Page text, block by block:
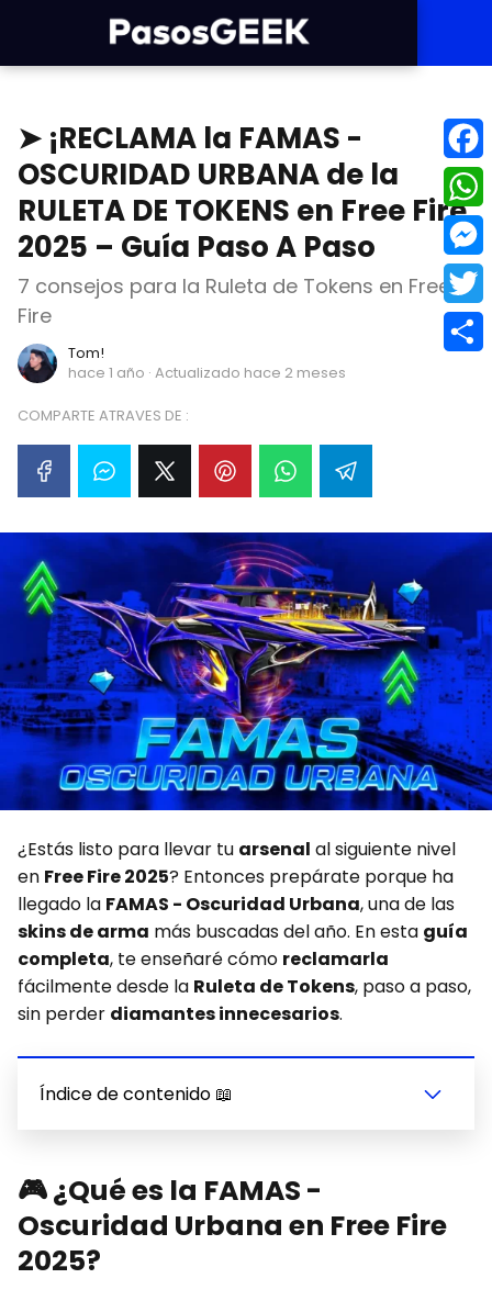
➤ ¡RECLAMA la FAMAS -
OSCURIDAD URBANA de la
RULETA DE TOKENS en Free Fire
2025 – Guía Paso A Paso
7 consejos para la Ruleta de Tokens en Free
Fire
Tom!
hace 1 año · Actualizado hace 2 meses
COMPARTE ATRAVES DE :
¿Estás listo para llevar tu arsenal al siguiente nivel
en Free Fire 2025? Entonces prepárate porque ha
llegado la FAMAS - Oscuridad Urbana, una de las
skins de arma más buscadas del año. En esta guía
completa, te enseñaré cómo reclamarla
fácilmente desde la Ruleta de Tokens, paso a paso,
sin perder diamantes innecesarios.
Índice de contenido 📖
🎮¿Qué es la FAMAS -
Oscuridad Urbana en Free Fire
2025?
F
a
c
e
b
W
h
a
t
M
e
s
e
T
r
a
i
r